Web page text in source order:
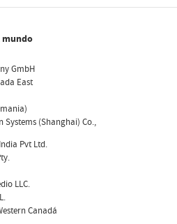
mundo
GmbH
East
Systems (Shanghai) Co.,
Pvt Ltd.
LLC.
Canadá